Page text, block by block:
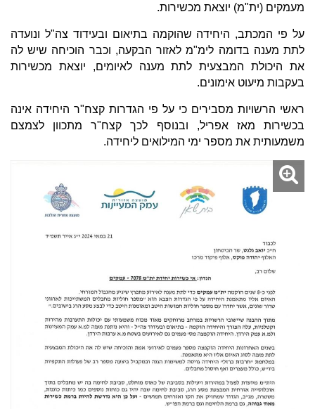
מעמקים (ית"מ) יוצאת מכשירות.
על פי המכתב, היחידה שהוקמה בתיאום ובעידוד צה"ל ונועדה
לתת מענה בדומה לימ"מ לאזור הבקעה, וכבר הוכיחה שיש לה
את היכולת המבצעית לתת מענה לאיומים, יוצאת מכשירות
בעקבות מיעוט אימונים.
ראשי הרשויות מסבירים כי על פי הגדרות קצח"ר היחידה אינה
בכשירות מאז אפריל, ובנוסף לכך קצח"ר מתכוון לצמצם
משמעותית את מספר ימי המילואים ליחידה.